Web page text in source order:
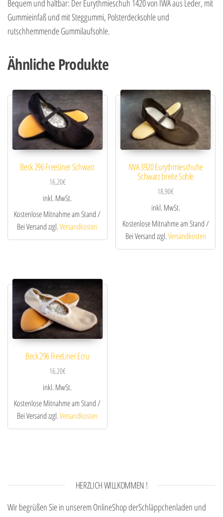
v
e
:
Bequem und haltbar: Der Eurythmieschuh 1420 von IWA aus Leder, mit
Gummieinfaß und mit Steggummi, Polsterdecksohle und
rutschhemmende Gummilaufsohle.
Ähnliche Produkte
Beck 296 FreeLiner Schwarz
16,20€
inkl. MwSt.
Kostenlose Mitnahme am Stand /
Bei Versand zzgl.Versandkosten
IWA 3920 Eurythmieschuhe
Schwarz breite Sohle
18,90€
inkl. MwSt.
Kostenlose Mitnahme am Stand /
Bei Versand zzgl.Versandkosten
Beck 296 FreeLiner Ecru
16,20€
inkl. MwSt.
Kostenlose Mitnahme am Stand /
Bei Versand zzgl.Versandkosten
HERZLICH WILLKOMMEN !
Wir begrüßen Sie in unserem OnlineShop derSchläppchenladen und